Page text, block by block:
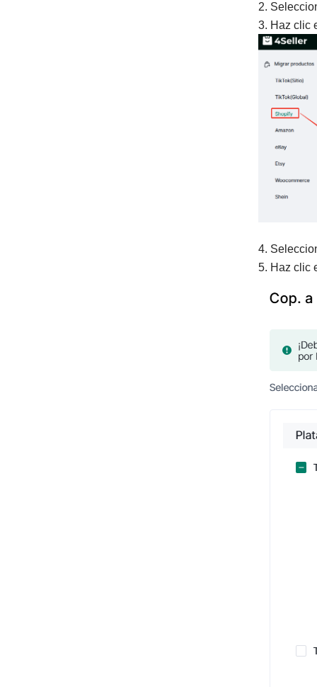
2.
3. Haz clic
4.
5. Haz clic